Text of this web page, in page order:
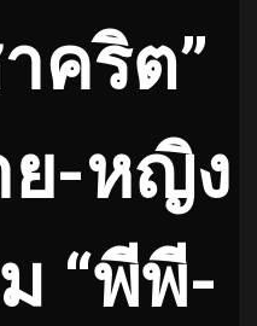
คริต”
-หญิง
“พีพี-